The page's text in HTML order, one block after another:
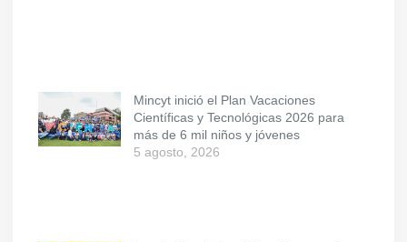
Mincyt inició el Plan Vacaciones
Científicas y Tecnológicas 2026 para
más de 6 mil niños y jóvenes
5 agosto, 2026